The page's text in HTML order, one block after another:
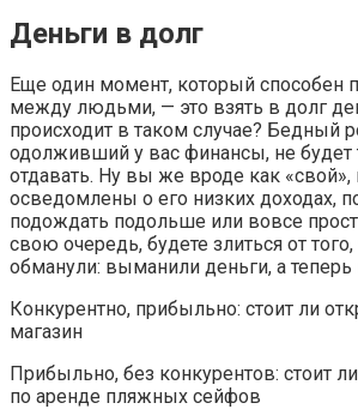
Деньги в долг
Еще один момент, который способен
между людьми, — это взять в долг
происходит в таком случае? Бедный
одолживший у вас финансы, не будет
отдавать. Ну вы же вроде как «свой»,
осведомлены о его низких доходах,
подождать подольше или вовсе
свою очередь, будете злиться от
обманули: выманили деньги, а
Конкурентно, прибыльно: стоит ли
магазин
Прибыльно, без конкурентов: стоит
по аренде пляжных сейфов